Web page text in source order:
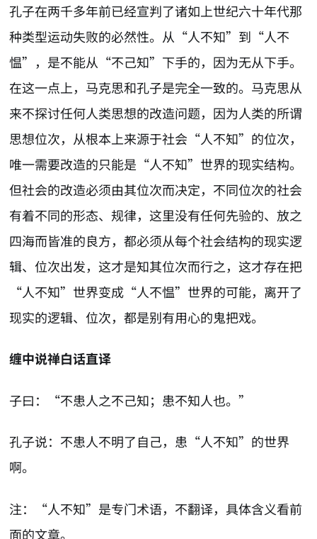
孔子在两千多年前已经宣判了诸如上世纪六十年代那
种类型运动失败的必然性。从“人不知”到“人不
愠”，是不能从“不己知”下手的，因为无从下手。
在这一点上，马克思和孔子是完全一致的。马克思从
来不探讨任何人类思想的改造问题，因为人类的所谓
思想位次，从根本上来源于社会“人不知”的位次，
唯一需要改造的只能是“人不知”世界的现实结构。
但社会的改造必须由其位次而决定，不同位次的社会
有着不同的形态、规律，这里没有任何先验的、放之
四海而皆准的良方，都必须从每个社会结构的现实逻
辑、位次出发，这才是知其位次而行之，这才存在把
“人不知”世界变成“人不愠”世界的可能，离开了
现实的逻辑、位次，都是别有用心的鬼把戏。
缠中说禅白话直译
子曰：“不患人之不己知；患不知人也。”
孔子说：不患人不明了自己，患“人不知”的世界
啊。
注：“人不知”是专门术语，不翻译，具体含义看前
面的文章。